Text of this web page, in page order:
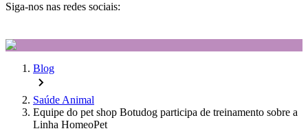
Siga-nos nas redes sociais:
Blog
Saúde Animal
Equipe do pet shop Botudog participa de treinamento sobre a
Linha HomeoPet